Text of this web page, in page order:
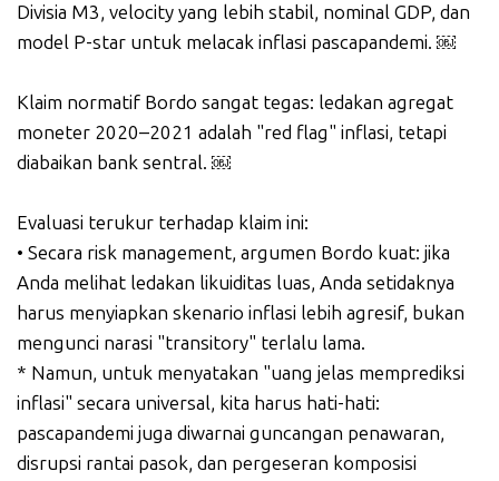
Divisia M3, velocity yang lebih stabil, nominal GDP, dan
model P-star untuk melacak inflasi pascapandemi. ￼
Klaim normatif Bordo sangat tegas: ledakan agregat
moneter 2020–2021 adalah "red flag" inflasi, tetapi
diabaikan bank sentral. ￼
Evaluasi terukur terhadap klaim ini:
• Secara risk management, argumen Bordo kuat: jika
Anda melihat ledakan likuiditas luas, Anda setidaknya
harus menyiapkan skenario inflasi lebih agresif, bukan
mengunci narasi "transitory" terlalu lama.
* ⁠Namun, untuk menyatakan "uang jelas memprediksi
inflasi" secara universal, kita harus hati-hati:
pascapandemi juga diwarnai guncangan penawaran,
disrupsi rantai pasok, dan pergeseran komposisi